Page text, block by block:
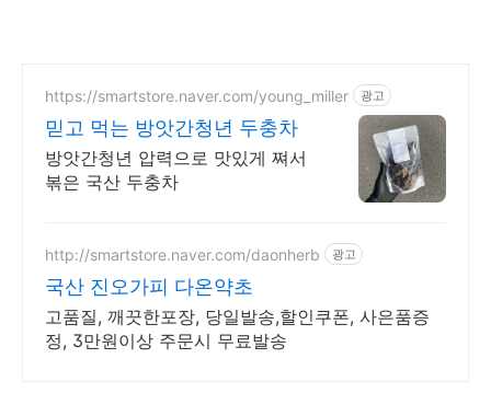
https://smartstore.naver.com/young_miller 광고
믿고 먹는 방앗간청년 두충차
방앗간청년 압력으로 맛있게 쪄서
볶은 국산 두충차
http://smartstore.naver.com/daonherb 광고
국산 진오가피 다온약초
고품질, 깨끗한포장, 당일발송,할인쿠폰, 사은품증
정, 3만원이상 주문시 무료발송